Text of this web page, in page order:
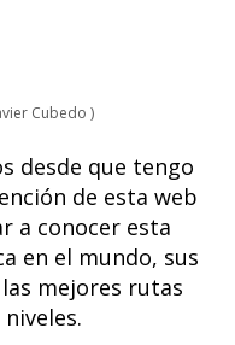
Cubedo )
desde que tengo
de esta web
a conocer esta
en el mundo, sus
mejores rutas